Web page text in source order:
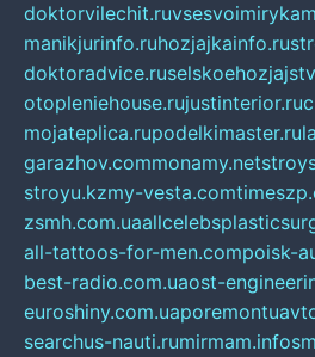
doktorvilechit.ru
manikjurinfo.ruhozjajkainfo.ru
doktoradvice.ru
otopleniehouse.rujustinterior.ru
mojateplica.rupodelkimaster.ru
garazhov.commonamy.net
stroyu.kzmy-vesta.com
zsmh.com.ua
all-tattoos-for-men.compoisk-
best-radio.com.uaost-
euroshiny.com.ua
searchus-nauti.rumirmam.info